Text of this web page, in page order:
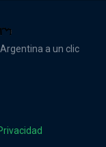
a un clic